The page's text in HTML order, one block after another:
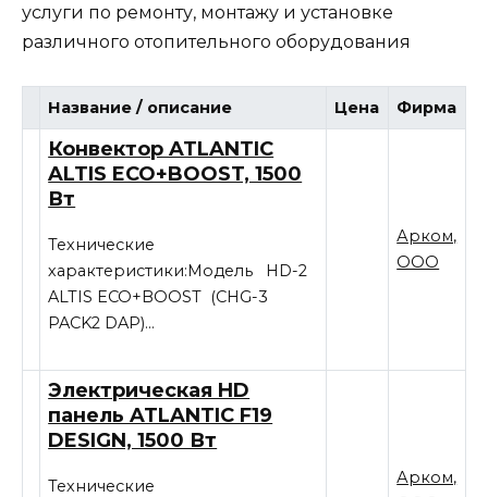
услуги по ремонту, монтажу и установке
различного отопительного оборудования
Название / описание Цена Фирма
Конвектор ATLANTIC
ALTIS ECO+BOOST, 1500
Вт
Технические
характеристики:Модель HD-2
ALTIS ECO+BOOST (CHG-3
PACK2 DAP)…
Арком,
ООО
Электрическая HD
панель ATLANTIC F19
DESIGN, 1500 Вт
Технические
Арком,